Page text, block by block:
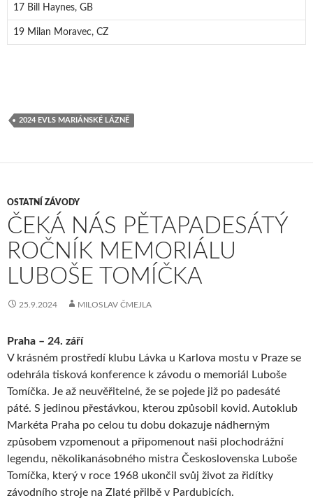
17 Bill Haynes, GB
19 Milan Moravec, CZ
2024 EVLS MARIÁNSKÉ LÁZNĚ
OSTATNÍ ZÁVODY
ČEKÁ NÁS PĚTAPADESÁTÝ
ROČNÍK MEMORIÁLU
LUBOŠE TOMÍČKA
25.9.2024 MILOSLAV ČMEJLA
Praha – 24. září
V krásném prostředí klubu Lávka u Karlova mostu v Praze se
odehrála tisková konference k závodu o memoriál Luboše
Tomíčka. Je až neuvěřitelné, že se pojede již po padesáté
páté. S jedinou přestávkou, kterou způsobil kovid. Autoklub
Markéta Praha po celou tu dobu dokazuje nádherným
způsobem vzpomenout a připomenout naši plochodrážní
legendu, několikanásobného mistra Československa Luboše
Tomíčka, který v roce 1968 ukončil svůj život za řidítky
závodního stroje na Zlaté přilbě v Pardubicích.